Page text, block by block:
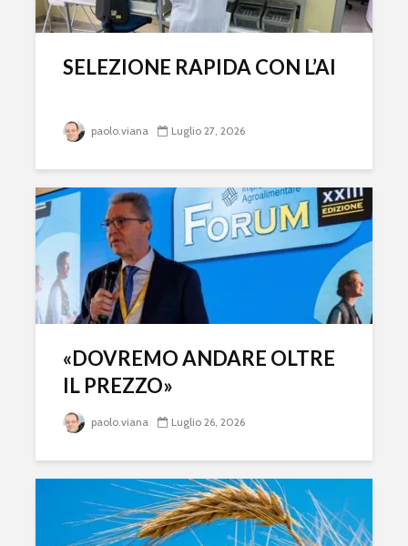
SELEZIONE RAPIDA CON L’AI
paolo.viana Luglio 27, 2026
«DOVREMO ANDARE OLTRE
IL PREZZO»
paolo.viana Luglio 26, 2026